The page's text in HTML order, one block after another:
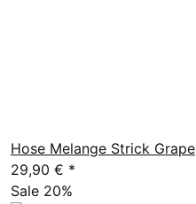
Hose Melange Strick Grape
29,90 € *
Sale 20%